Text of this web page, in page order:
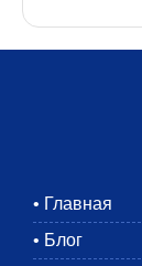
• Главная
• Блог